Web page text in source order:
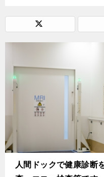
人間ドックで健康診断